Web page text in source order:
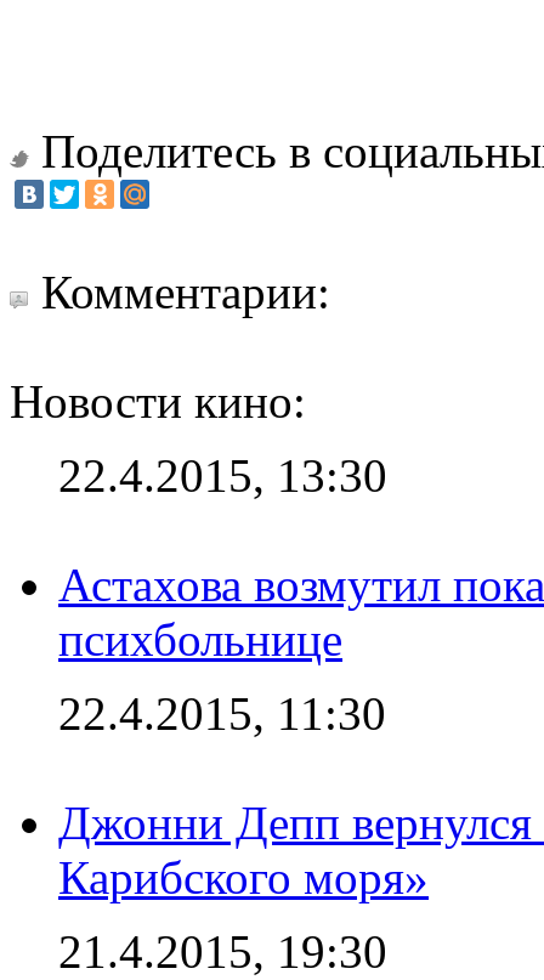
Поделитесь в
Комментарии:
Новости кино:
22.4.2015, 13:30
Астахова возмутил
психбольнице
22.4.2015, 11:30
Джонни Депп
Карибского моря»
21.4.2015, 19:30